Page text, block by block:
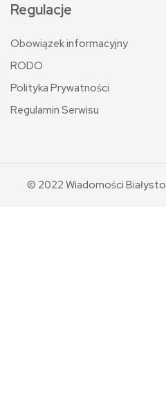
Regulacje
Obowiązek informacyjny
RODO
Polityka Prywatności
Regulamin Serwisu
© 2022 Wiadomości